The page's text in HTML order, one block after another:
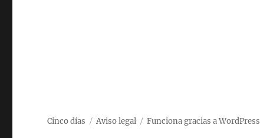
Cinco días Aviso legal Funciona gracias a WordPress